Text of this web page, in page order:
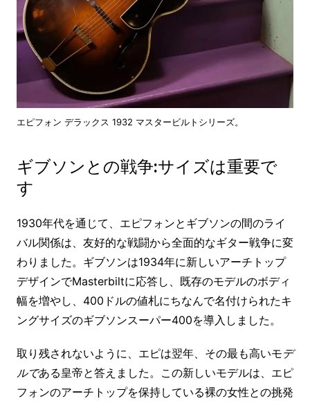
エピフォン デラックス 1932 マスタービルトシリーズ。
ギブソンとの戦争:サイズは重要で
す
1930年代を通じて、エピフォンとギブソンの間のライ
バル関係は、友好的な戦闘から全面的なギター戦争に変
わりました。ギブソンは1934年に新しいアーチトップ
デザインでMasterbiltに応答し、既存のモデルのボディ
幅を増やし、400ドルの値札にちなんで名付けられたキ
ングサイズのギブソンスーパー400を導入しました。
取り残されないように、エピは翌年、その最も高いモデ
ルである皇帝と答えました。この新しいモデルは、エピ
フォンのアーチトップを保持している裸の女性との挑発